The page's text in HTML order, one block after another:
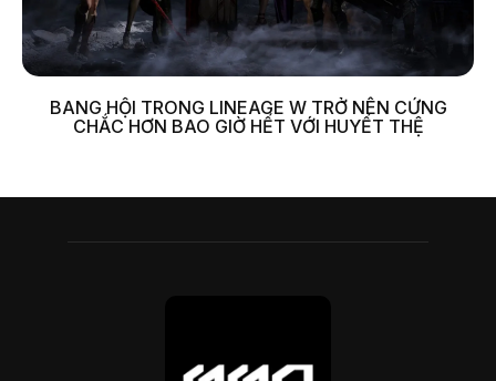
BANG HỘI TRONG LINEAGE W TRỞ NÊN CỨNG
CHẮC HƠN BAO GIỜ HẾT VỚI HUYẾT THỆ